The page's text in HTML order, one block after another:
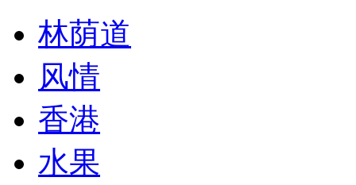
林荫道
风情
香港
水果